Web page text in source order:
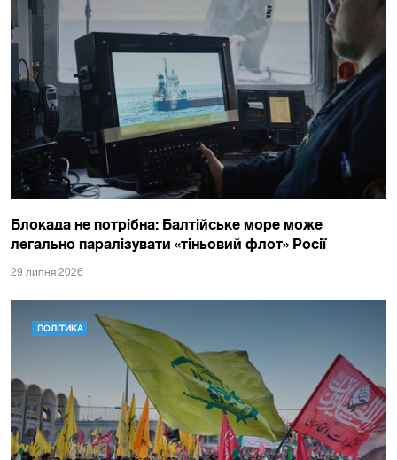
Блокада не потрібна: Балтійське море може
легально паралізувати «тіньовий флот» Росії
29 липня 2026
ПОЛІТИКА